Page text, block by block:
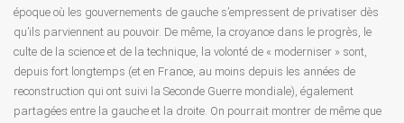
époque où les gouvernements de gauche s’empressent de privatiser dès
qu’ils parviennent au pouvoir. De même, la croyance dans le progrès, le
culte de la science et de la technique, la volonté de « moderniser » sont,
depuis fort longtemps (et en France, au moins depuis les années de
reconstruction qui ont suivi la Seconde Guerre mondiale), également
partagées entre la gauche et la droite. On pourrait montrer de même que